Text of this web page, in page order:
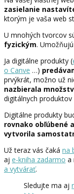
zasielanie
ktorým je vaša web
U mnohých tvorcov
fyzickým.
Ja digitálne produkty (
o Canve …)
prvýkrát, možno už
nazbierala
digitálnych
Digitálne produkty
rovnako obľúbené
vytvorila
Už teraz vás čaká na
aj e-kniha zadarmo a
a vytvárať.
Sledujte ma aj